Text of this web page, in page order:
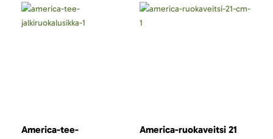
America-tee-
America-ruokaveitsi 21